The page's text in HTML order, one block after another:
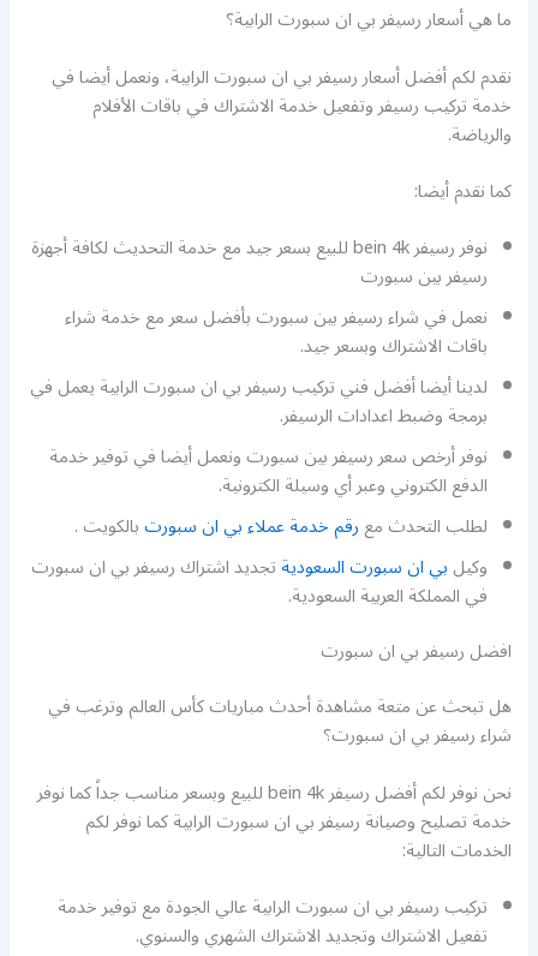
ما هي أسعار رسيفر بي ان سبورت الرابية؟
نقدم لكم أفضل أسعار رسيفر بي ان سبورت الرابية، ونعمل أيضا في
خدمة تركيب رسيفر وتفعيل خدمة الاشتراك في باقات الأفلام
والرياضة.
كما نقدم أيضا:
نوفر رسيفر bein 4k للبيع بسعر جيد مع خدمة التحديث لكافة أجهزة
رسيفر بين سبورت
نعمل في شراء رسيفر بين سبورت بأفضل سعر مع خدمة شراء
باقات الاشتراك وبسعر جيد.
لدينا أيضا أفضل فني تركيب رسيفر بي ان سبورت الرابية يعمل في
برمجة وضبط اعدادات الرسيفر.
نوفر أرخص سعر رسيفر بين سبورت ونعمل أيضا في توفير خدمة
الدفع الكتروني وعبر أي وسيلة الكترونية.
لطلب التحدث معرقم خدمة عملاء بي ان سبورتبالكويت .
وكيلبي ان سبورت السعوديةتجديد اشتراك رسيفر بي ان سبورت
في المملكة العربية السعودية.
افضل رسيفر بي ان سبورت
هل تبحث عن متعة مشاهدة أحدث مباريات كأس العالم وترغب في
شراء رسيفر بي ان سبورت؟
نحن نوفر لكم أفضل رسيفر bein 4k للبيع وبسعر مناسب جداً كما نوفر
خدمة تصليح وصيانة رسيفر بي ان سبورت الرابية كما نوفر لكم
الخدمات التالية:
تركيب رسيفر بي ان سبورت الرابية عالي الجودة مع توفير خدمة
تفعيل الاشتراك وتجديد الاشتراك الشهري والسنوي.